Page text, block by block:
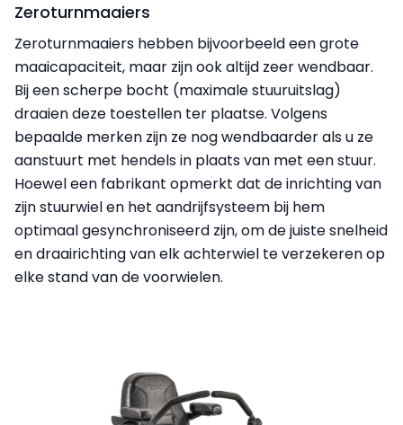
Zeroturnmaaiers
Zeroturnmaaiers hebben bijvoorbeeld een grote
maaicapaciteit, maar zijn ook altijd zeer wendbaar.
Bij een scherpe bocht (maximale stuuruitslag)
draaien deze toestellen ter plaatse. Volgens
bepaalde merken zijn ze nog wendbaarder als u ze
aanstuurt met hendels in plaats van met een stuur.
Hoewel een fabrikant opmerkt dat de inrichting van
zijn stuurwiel en het aandrijfsysteem bij hem
optimaal gesynchroniseerd zijn, om de juiste snelheid
en draairichting van elk achterwiel te verzekeren op
elke stand van de voorwielen.